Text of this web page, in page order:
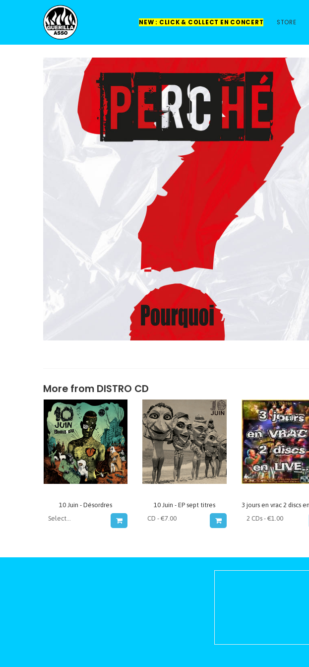
NEW : CLICK & COLLECT EN CONCERT STORE
More from DISTRO CD
10 Juin - Désordres 10 Juin - EP sept titres